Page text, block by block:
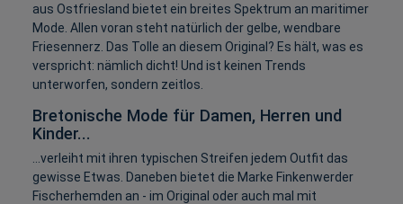
aus Ostfriesland bietet ein breites Spektrum an maritimer
Mode. Allen voran steht natürlich der gelbe, wendbare
Friesennerz. Das Tolle an diesem Original? Es hält, was es
verspricht: nämlich dicht! Und ist keinen Trends
unterworfen, sondern zeitlos.
Bretonische Mode für Damen, Herren und
Kinder...
...verleiht mit ihren typischen Streifen jedem Outfit das
gewisse Etwas. Daneben bietet die Marke Finkenwerder
Fischerhemden an - im Original oder auch mal mit